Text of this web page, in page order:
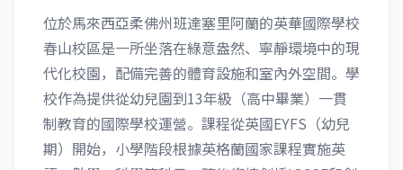
位於馬來西亞柔佛州班達塞里阿蘭的英華國際學校
春山校區是一所坐落在綠意盎然、寧靜環境中的現
代化校園，配備完善的體育設施和室內外空間。學
校作為提供從幼兒園到13年級（高中畢業）一貫
制教育的國際學校運營。課程從英國EYFS（幼兒
期）開始，小學階段根據英格蘭國家課程實施英